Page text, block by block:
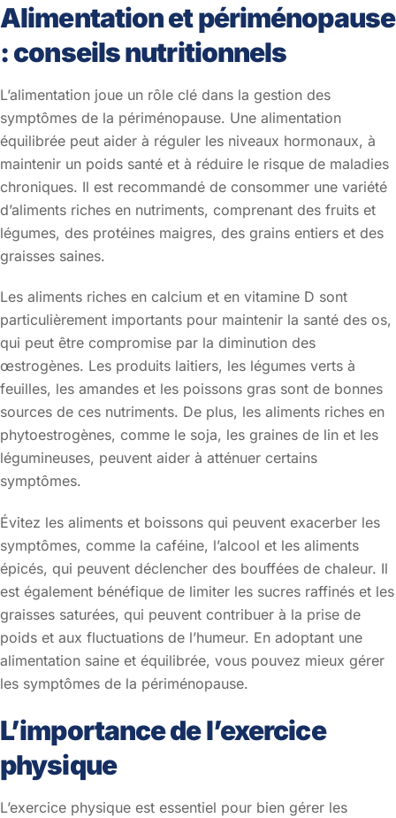
Alimentation et périménopause
: conseils nutritionnels
L’alimentation joue un rôle clé dans la gestion des
symptômes de la périménopause. Une alimentation
équilibrée peut aider à réguler les niveaux hormonaux, à
maintenir un poids santé et à réduire le risque de maladies
chroniques. Il est recommandé de consommer une variété
d’aliments riches en nutriments, comprenant des fruits et
légumes, des protéines maigres, des grains entiers et des
graisses saines.
Les aliments riches en calcium et en vitamine D sont
particulièrement importants pour maintenir la santé des os,
qui peut être compromise par la diminution des
œstrogènes. Les produits laitiers, les légumes verts à
feuilles, les amandes et les poissons gras sont de bonnes
sources de ces nutriments. De plus, les aliments riches en
phytoestrogènes, comme le soja, les graines de lin et les
légumineuses, peuvent aider à atténuer certains
symptômes.
Évitez les aliments et boissons qui peuvent exacerber les
symptômes, comme la caféine, l’alcool et les aliments
épicés, qui peuvent déclencher des bouffées de chaleur. Il
est également bénéfique de limiter les sucres raffinés et les
graisses saturées, qui peuvent contribuer à la prise de
poids et aux fluctuations de l’humeur. En adoptant une
alimentation saine et équilibrée, vous pouvez mieux gérer
les symptômes de la périménopause.
L’importance de l’exercice
physique
L’exercice physique est essentiel pour bien gérer les